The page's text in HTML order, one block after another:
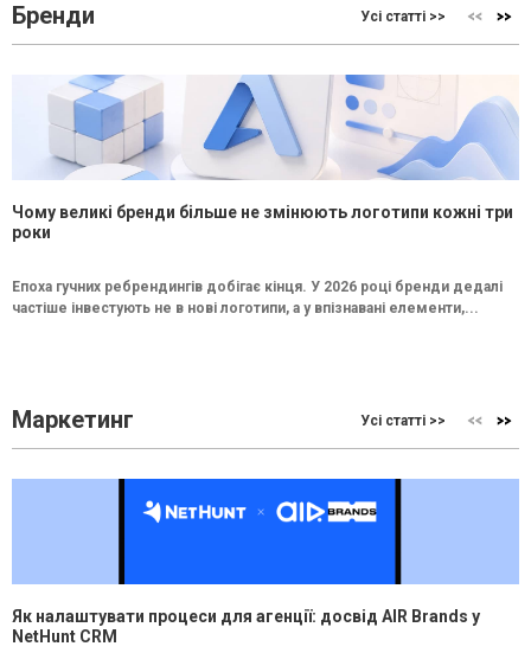
Бренди Усі статті >>
Чому великі бренди більше не змінюють логотипи кожні три
роки
Епоха гучних ребрендингів добігає кінця. У 2026 році бренди дедалі
частіше інвестують не в нові логотипи, а у впізнавані елементи,...
Маркетинг Усі статті >>
Як налаштувати процеси для агенції: досвід AIR Brands у
NetHunt CRM